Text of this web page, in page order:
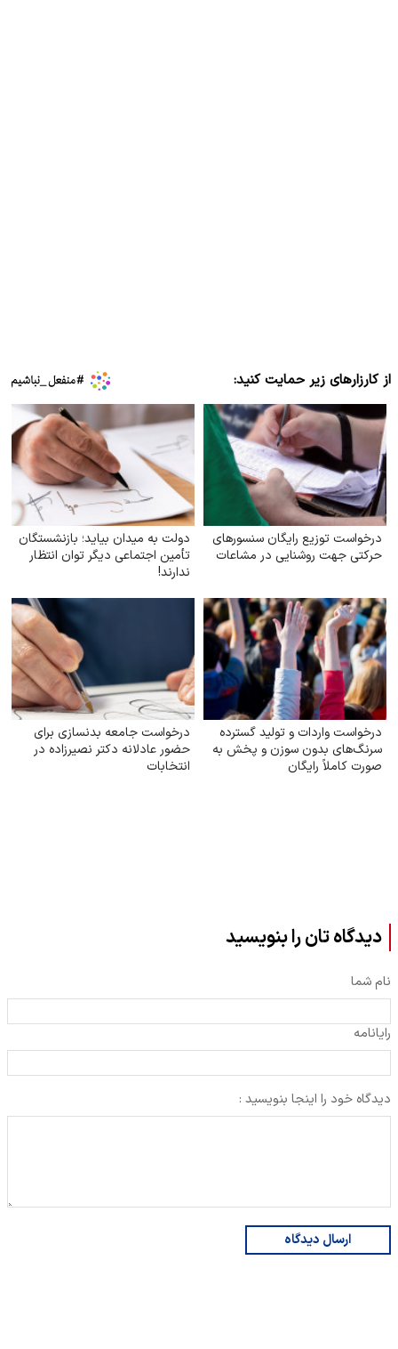
از کارزارهای زیر حمایت کنید:
درخواست توزیع رایگان سنسورهای
حرکتی جهت روشنایی در مشاعات
دولت به میدان بیاید؛ بازنشستگان
تأمین اجتماعی دیگر توان انتظار
ندارند!
درخواست واردات و تولید گسترده
سرنگ‌های بدون سوزن و پخش به
صورت کاملاً رایگان
درخواست جامعه بدنسازی برای
حضور عادلانه دکتر نصیرزاده در
انتخابات
دیدگاه تان را بنویسید
نام شما
رایانامه
دیدگاه خود را اینجا بنویسید :
ارسال دیدگاه